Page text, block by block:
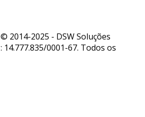
2014-2025 - DSW Soluções
14.777.835/0001-67. Todos os